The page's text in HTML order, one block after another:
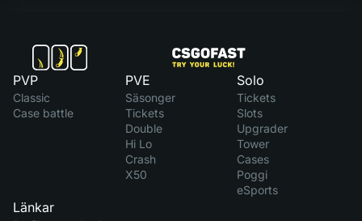
PVP
Classic
Case battle
PVE
Säsonger
Tickets
Double
Hi Lo
Crash
X50
Solo
Tickets
Slots
Upgrader
Tower
Cases
Poggi
eSports
Länkar